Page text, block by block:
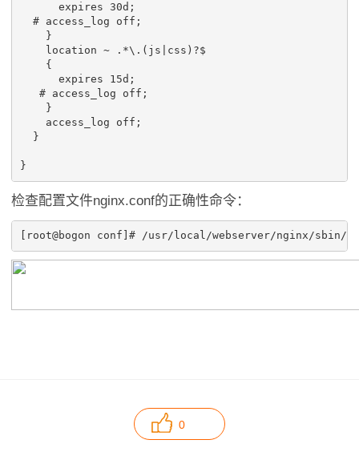
expires 30d;
# access_log off;
}
location ~ .*\.(js|css)?$
{
expires 15d;
# access_log off;
}
access_log off;
}
检查配置文件nginx.conf的正确性命令：
0